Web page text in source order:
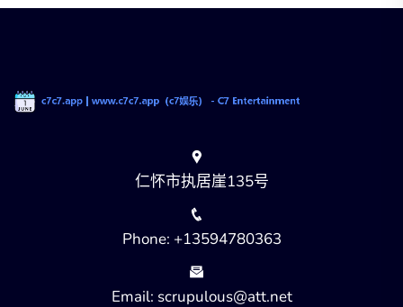
仁怀市执居崖135号
Phone: +13594780363
Email: scrupulous@att.net